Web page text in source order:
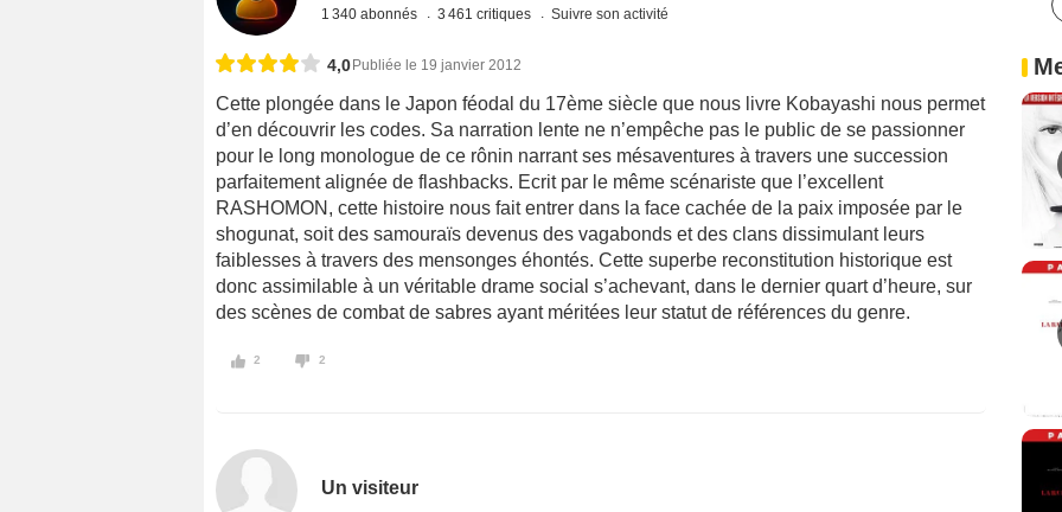
1 340 abonnés 3 461 critiques Suivre son activité
4,0Publiée le 19 janvier 2012
Cette plongée dans le Japon féodal du 17ème siècle que nous livre Kobayashi nous permet
d’en découvrir les codes. Sa narration lente ne n’empêche pas le public de se passionner
pour le long monologue de ce rônin narrant ses mésaventures à travers une succession
parfaitement alignée de flashbacks. Ecrit par le même scénariste que l’excellent
RASHOMON, cette histoire nous fait entrer dans la face cachée de la paix imposée par le
shogunat, soit des samouraïs devenus des vagabonds et des clans dissimulant leurs
faiblesses à travers des mensonges éhontés. Cette superbe reconstitution historique est
donc assimilable à un véritable drame social s’achevant, dans le dernier quart d’heure, sur
des scènes de combat de sabres ayant méritées leur statut de références du genre.
2 2
Un visiteur